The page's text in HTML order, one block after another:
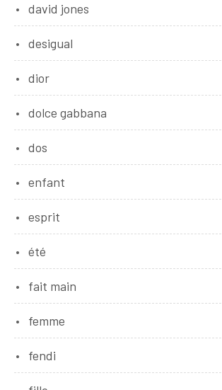
david jones
desigual
dior
dolce gabbana
dos
enfant
esprit
été
fait main
femme
fendi